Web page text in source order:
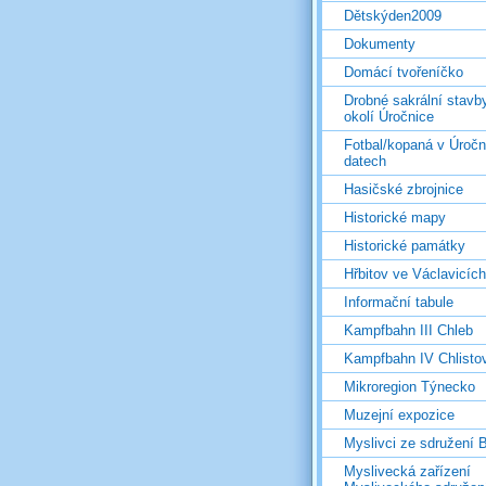
Dětskýden2009
Dokumenty
Domácí tvořeníčko
Drobné sakrální
okolí Úročnice
Fotbal/kopaná v
datech
Hasičské zbrojnice
Historické mapy
Historické památky
Hřbitov ve Václavicích
Informační tabule
Kampfbahn III Chleb
Kampfbahn IV
Mikroregion Týnecko
Muzejní expozice
Myslivci ze sdružení
Myslivecká zařízení